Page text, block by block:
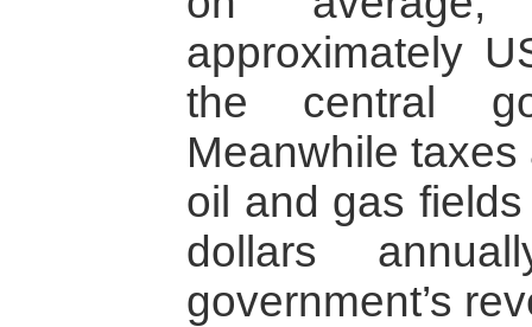
approximately
the central
Meanwhile
oil and gas
dollars
government’s